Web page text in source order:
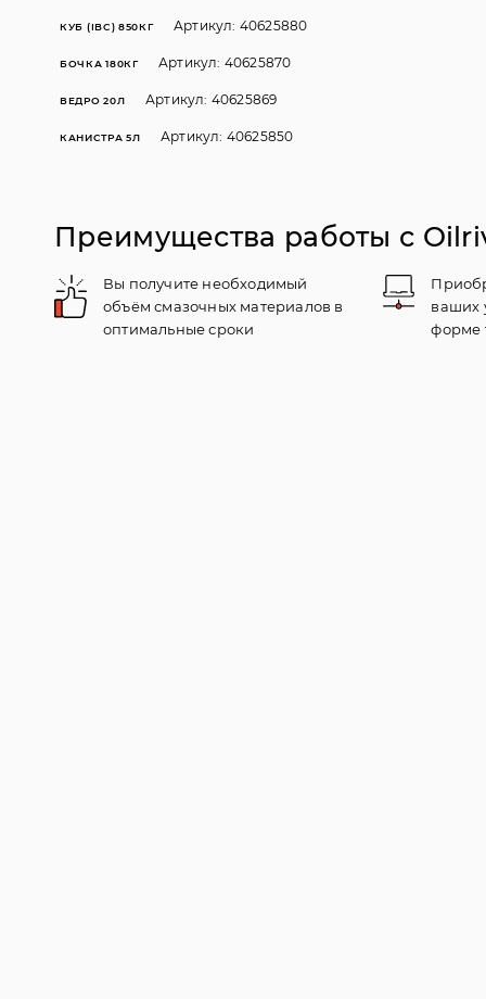
КУБ (IBC) 850КГ Артикул: 40625880
БОЧКА 180КГ Артикул: 40625870
ВЕДРО 20Л Артикул: 40625869
КАНИСТРА 5Л Артикул: 40625850
Преимущества работы с
Вы получите необходимый
объём смазочных материалов в
оптимальные сроки
ваших
форме